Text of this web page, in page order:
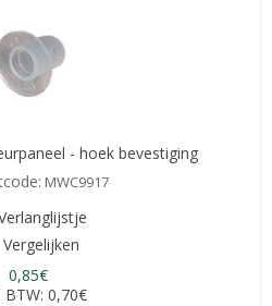
- hoek bevestiging
MWC9917
Vergelijken
0,85€
BTW: 0,70€